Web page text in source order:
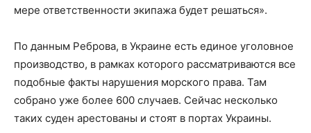
мере ответственности экипажа будет решаться».
По данным Реброва, в Украине есть единое уголовное
производство, в рамках которого рассматриваются все
подобные факты нарушения морского права. Там
собрано уже более 600 случаев. Сейчас несколько
таких суден арестованы и стоят в портах Украины.